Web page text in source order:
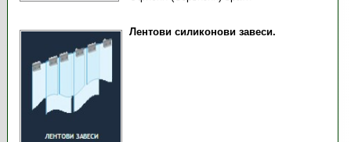
Лентови силиконови завеси.